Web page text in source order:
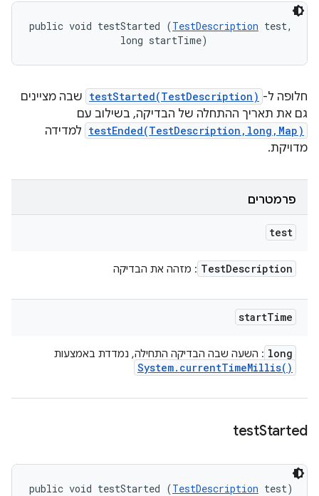
public void testStarted (TestDescription test,
                long startTime)
חלופה ל- testStarted(TestDescription) שבה מציינים
גם את תאריך ההתחלה של הבדיקה, בשילוב עם
testEnded(TestDescription,long,Map) למדידה
מדויקת.
פרמטרים
test
TestDescription : מזהה את הבדיקה
startTime
long : השעה שבה הבדיקה התחילה, נמדדת באמצעות
System. currentTimeMillis( )
testStarted
public void testStarted (TestDescription test)